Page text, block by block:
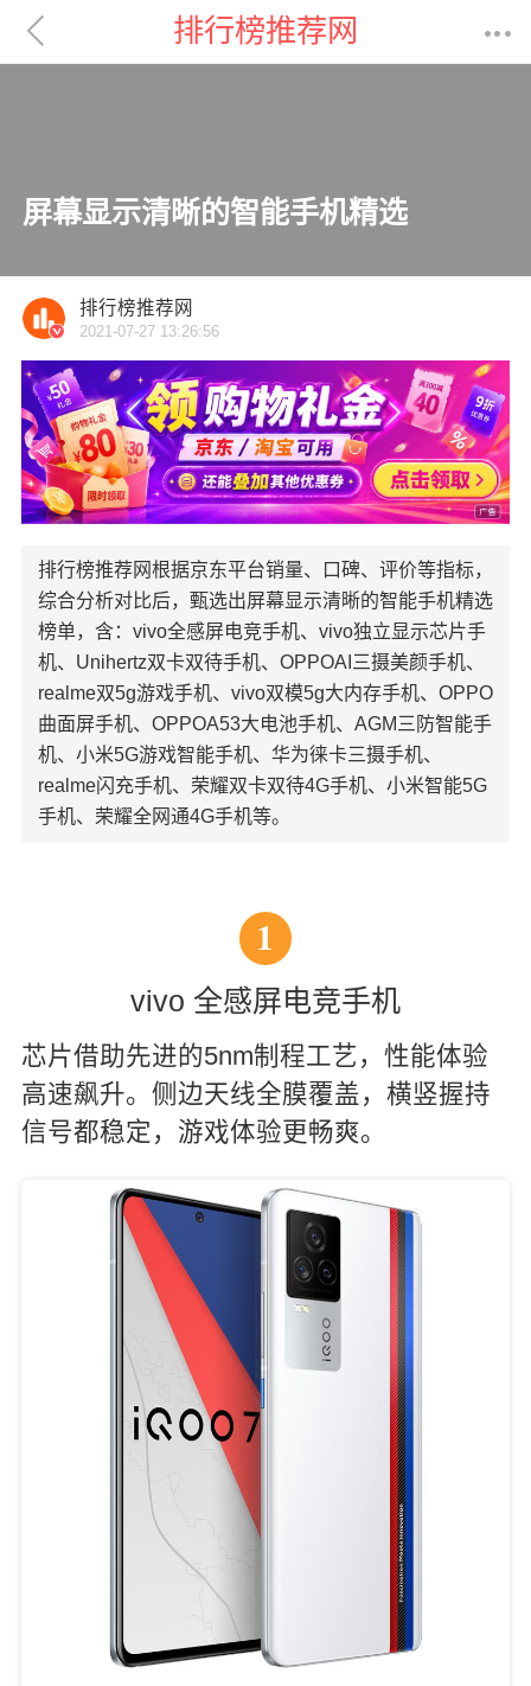
 排行榜推荐网 
屏幕显示清晰的智能手机精选

排行榜推荐网
2021-07-27 13:26:56
排行榜推荐网根据京东平台销量、口碑、评价等指标，
综合分析对比后，甄选出屏幕显示清晰的智能手机精选
榜单，含：vivo全感屏电竞手机、vivo独立显示芯片手
机、Unihertz双卡双待手机、OPPOAI三摄美颜手机、
realme双5g游戏手机、vivo双模5g大内存手机、OPPO
曲面屏手机、OPPOA53大电池手机、AGM三防智能手
机、小米5G游戏智能手机、华为徕卡三摄手机、
realme闪充手机、荣耀双卡双待4G手机、小米智能5G
手机、荣耀全网通4G手机等。
1
vivo 全感屏电竞手机
芯片借助先进的5nm制程工艺，性能体验
高速飙升。侧边天线全膜覆盖，横竖握持
信号都稳定，游戏体验更畅爽。